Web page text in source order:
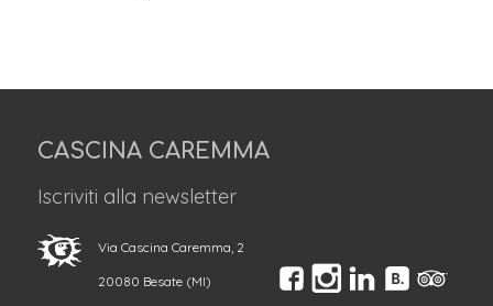
CASCINA CAREMMA
Iscriviti alla newsletter
Via Cascina Caremma, 2
20080 Besate (MI)